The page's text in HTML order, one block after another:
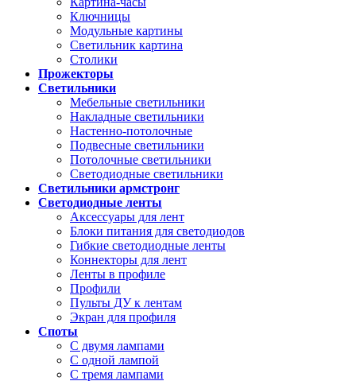
Ключницы
Модульные картины
Светильник картина
Столики
Прожекторы
Светильники
Мебельные светильники
Накладные светильники
Настенно-потолочные
Подвесные светильники
Потолочные светильники
Светодиодные светильники
Светильники армстронг
Светодиодные ленты
Аксессуары для лент
Блоки питания для светодиодов
Гибкие светодиодные ленты
Коннекторы для лент
Ленты в профиле
Профили
Пульты ДУ к лентам
Экран для профиля
Споты
С двумя лампами
С одной лампой
С тремя лампами